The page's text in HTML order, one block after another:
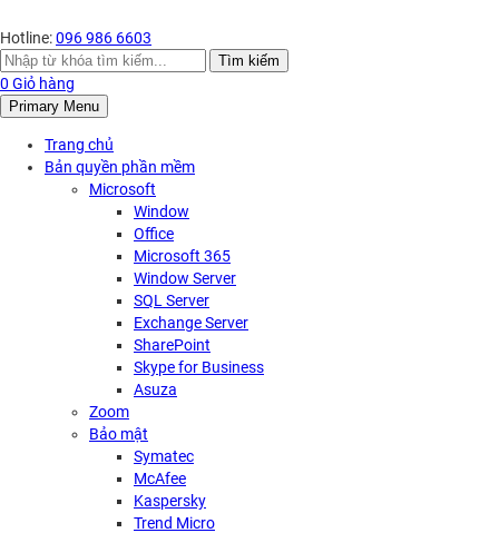
Hotline:096 986 6603
Search
for:
Tìm kiếm
0 Giỏ hàng
Primary Menu
Trang chủ
Bản quyền phần mềm
Microsoft
Window
Office
Microsoft 365
Window Server
SQL Server
Exchange Server
SharePoint
Skype for Business
Asuza
Zoom
Bảo mật
Symatec
McAfee
Kaspersky
Trend Micro